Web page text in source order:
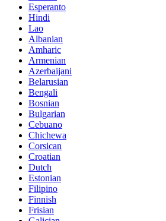
Esperanto
Hindi
Lao
Albanian
Amharic
Armenian
Azerbaijani
Belarusian
Bengali
Bosnian
Bulgarian
Cebuano
Chichewa
Corsican
Croatian
Dutch
Estonian
Filipino
Finnish
Frisian